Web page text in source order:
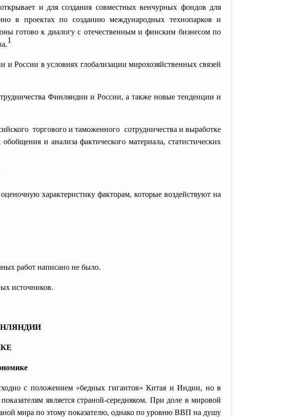
и для создания совместных венчурных фондов для
в проектах по созданию международных технопарков и
готово к диалогу с отечественным и финским бизнесом по
1
России в условиях глобализации мирохозяйственных связей
Финляндии и России, а также новые тенденции и
торгового и таможенного сотрудничества и выработке
и анализа фактического материала, статистических
характеристику факторам, которые воздействуют на
работ написано не было.
источников.
с положением «бедных гигантов» Китая и Индии, но в
является страной-середняком. При доле в мировой
мира по этому показателю, однако по уровню ВВП на душу